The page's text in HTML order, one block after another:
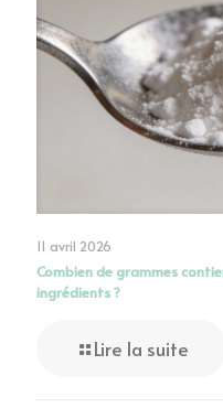
11 avril 2026
Combien de grammes
ingrédients ?
Lire la suite